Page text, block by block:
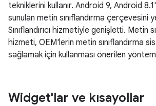
tekniklerini kullanır. Android 9, Android
sunulan metin sınıflandırma çerçevesini
Sınıflandırıcı hizmetiyle genişletti. Metin
hizmeti, OEM'lerin metin sınıflandırma
sağlamak için kullanması önerilen
Widget'lar ve kısayollar